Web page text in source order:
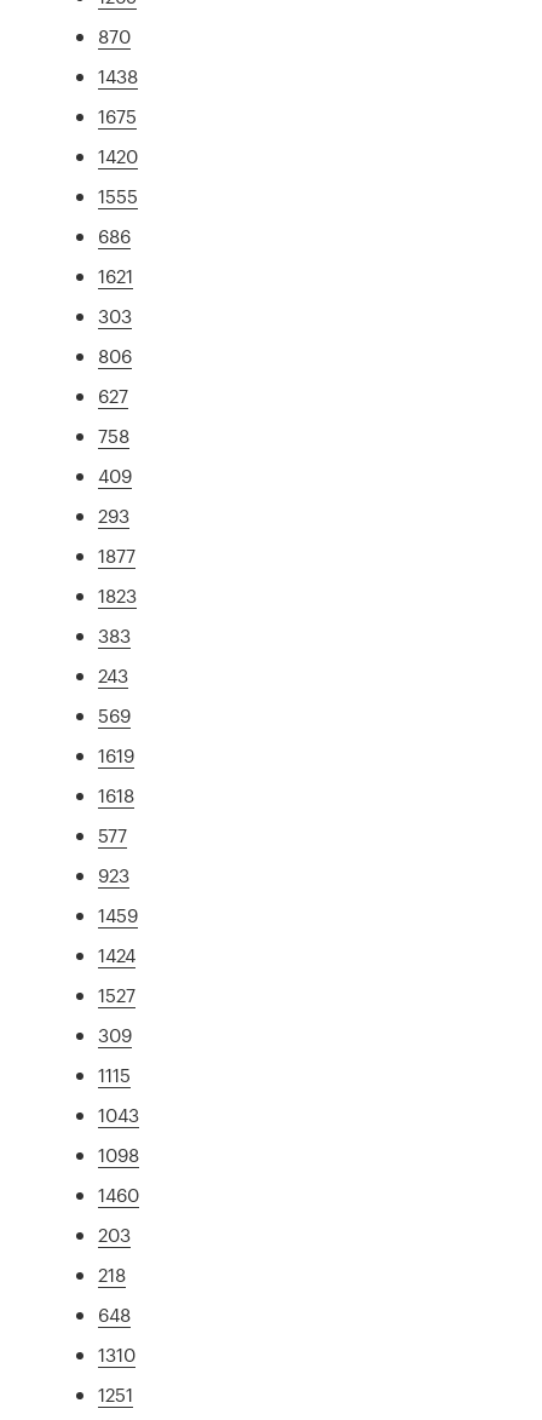
870
1438
1675
1420
1555
686
1621
303
806
627
758
409
293
1877
1823
383
243
569
1619
1618
577
923
1459
1424
1527
309
1115
1043
1098
1460
203
218
648
1310
1251